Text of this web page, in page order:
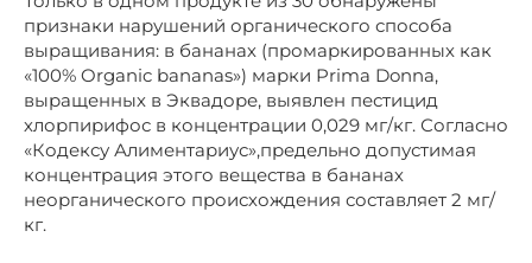
признаки нарушений органического способа
выращивания: в бананах (промаркированных как
«100% Organic bananas») марки Prima Donna,
выращенных в Эквадоре, выявлен пестицид
хлорпирифос в концентрации 0,029 мг/кг. Согласно
«Кодексу Алиментариус»,предельно допустимая
концентрация этого вещества в бананах
неорганического происхождения составляет 2 мг/
кг.